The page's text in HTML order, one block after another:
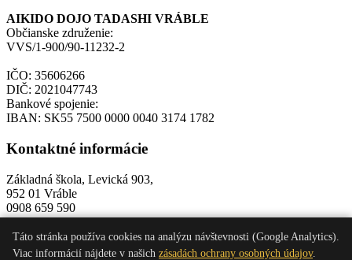
AIKIDO DOJO TADASHI VRÁBLE
Občianske združenie:
VVS/1-900/90-11232-2
IČO: 35606266
DIČ: 2021047743
Bankové spojenie:
IBAN: SK55 7500 0000 0040 3174 1782
Kontaktné informácie
Základná škola, Levická 903,
952 01 Vráble
0908 659 590
info@aikidovrable.sk
Pondelok a v Stredu
od 18:30 do 20:00
Táto stránka používa cookies na analýzu návštevnosti (Google Analytics).
Viac informácií nájdete v našich zásadách ochrany osobných údajov.